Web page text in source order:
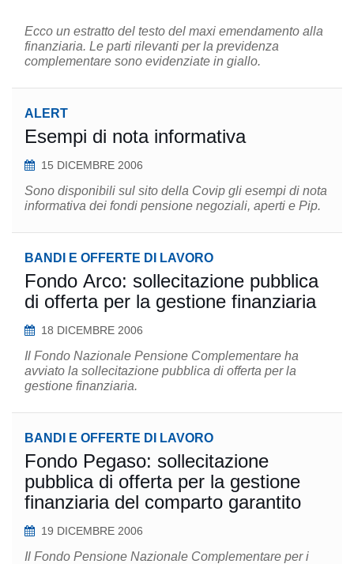
Ecco un estratto del testo del maxi emendamento alla
finanziaria. Le parti rilevanti per la previdenza
complementare sono evidenziate in giallo.
ALERT
Esempi di nota informativa
15 DICEMBRE 2006
Sono disponibili sul sito della Covip gli esempi di nota
informativa dei fondi pensione negoziali, aperti e Pip.
BANDI E OFFERTE DI LAVORO
Fondo Arco: sollecitazione pubblica
di offerta per la gestione finanziaria
18 DICEMBRE 2006
Il Fondo Nazionale Pensione Complementare ha
avviato la sollecitazione pubblica di offerta per la
gestione finanziaria.
BANDI E OFFERTE DI LAVORO
Fondo Pegaso: sollecitazione
pubblica di offerta per la gestione
finanziaria del comparto garantito
19 DICEMBRE 2006
Il Fondo Pensione Nazionale Complementare per i